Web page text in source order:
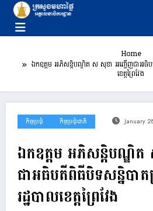
content
Home
ឯកឧត្តម អភិសន្តិបណ្ឌិត ស សុខា អញ្ជើញជាអធិប
ខេត្តព្រៃវែង
កិច្ចប្រជុំ កិច្ចប្រជុំជាតិ January
ឯកឧត្តម អភិសន្តិបណ្ឌិ
ជាអធិបតីពិធីបិទសន្និបាត
រដ្ឋបាលខេត្តព្រៃវែង